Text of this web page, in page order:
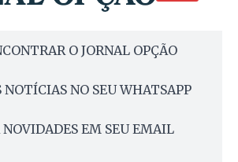
O JORNAL OPÇÃO
NOTÍCIAS NO SEU WHATSAPP
NOVIDADES EM SEU EMAIL